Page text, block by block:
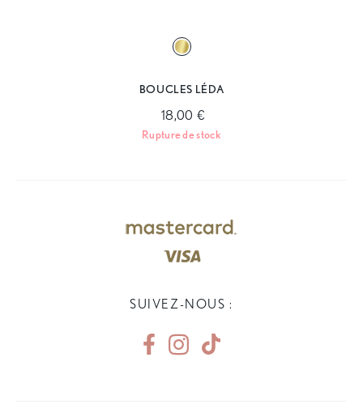
BOUCLES LÉDA
18,00 €
Rupture de stock
SUIVEZ-NOUS :